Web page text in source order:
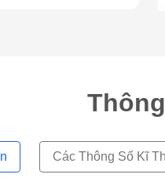
Các Thông Số Kĩ